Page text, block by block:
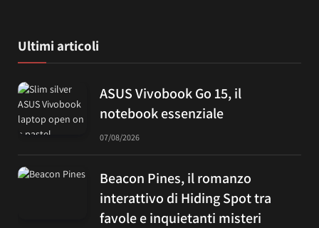
Ultimi articoli
ASUS Vivobook Go 15, il
notebook essenziale
07/08/2026
Beacon Pines, il romanzo
interattivo di Hiding Spot tra
favole e inquietanti misteri